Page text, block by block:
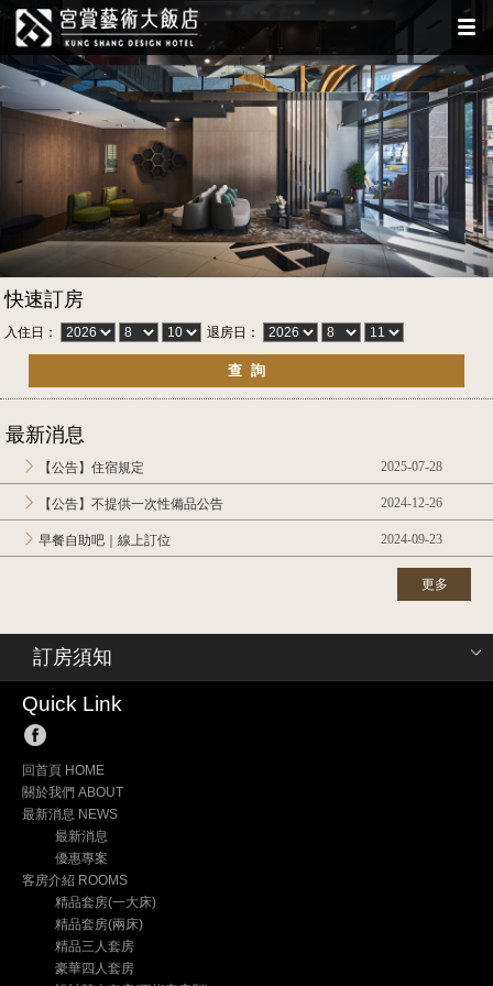
快速訂房
入住日： 退房日：
最新消息
【公告】住宿規定 2025-07-28
【公告】不提供一次性備品公告 2024-12-26
早餐自助吧｜線上訂位 2024-09-23
更多
訂房須知
Quick Link
回首頁 HOME
關於我們 ABOUT
最新消息 NEWS
最新消息
優惠專案
客房介紹 ROOMS
精品套房(一大床)
精品套房(兩床)
精品三人套房
豪華四人套房